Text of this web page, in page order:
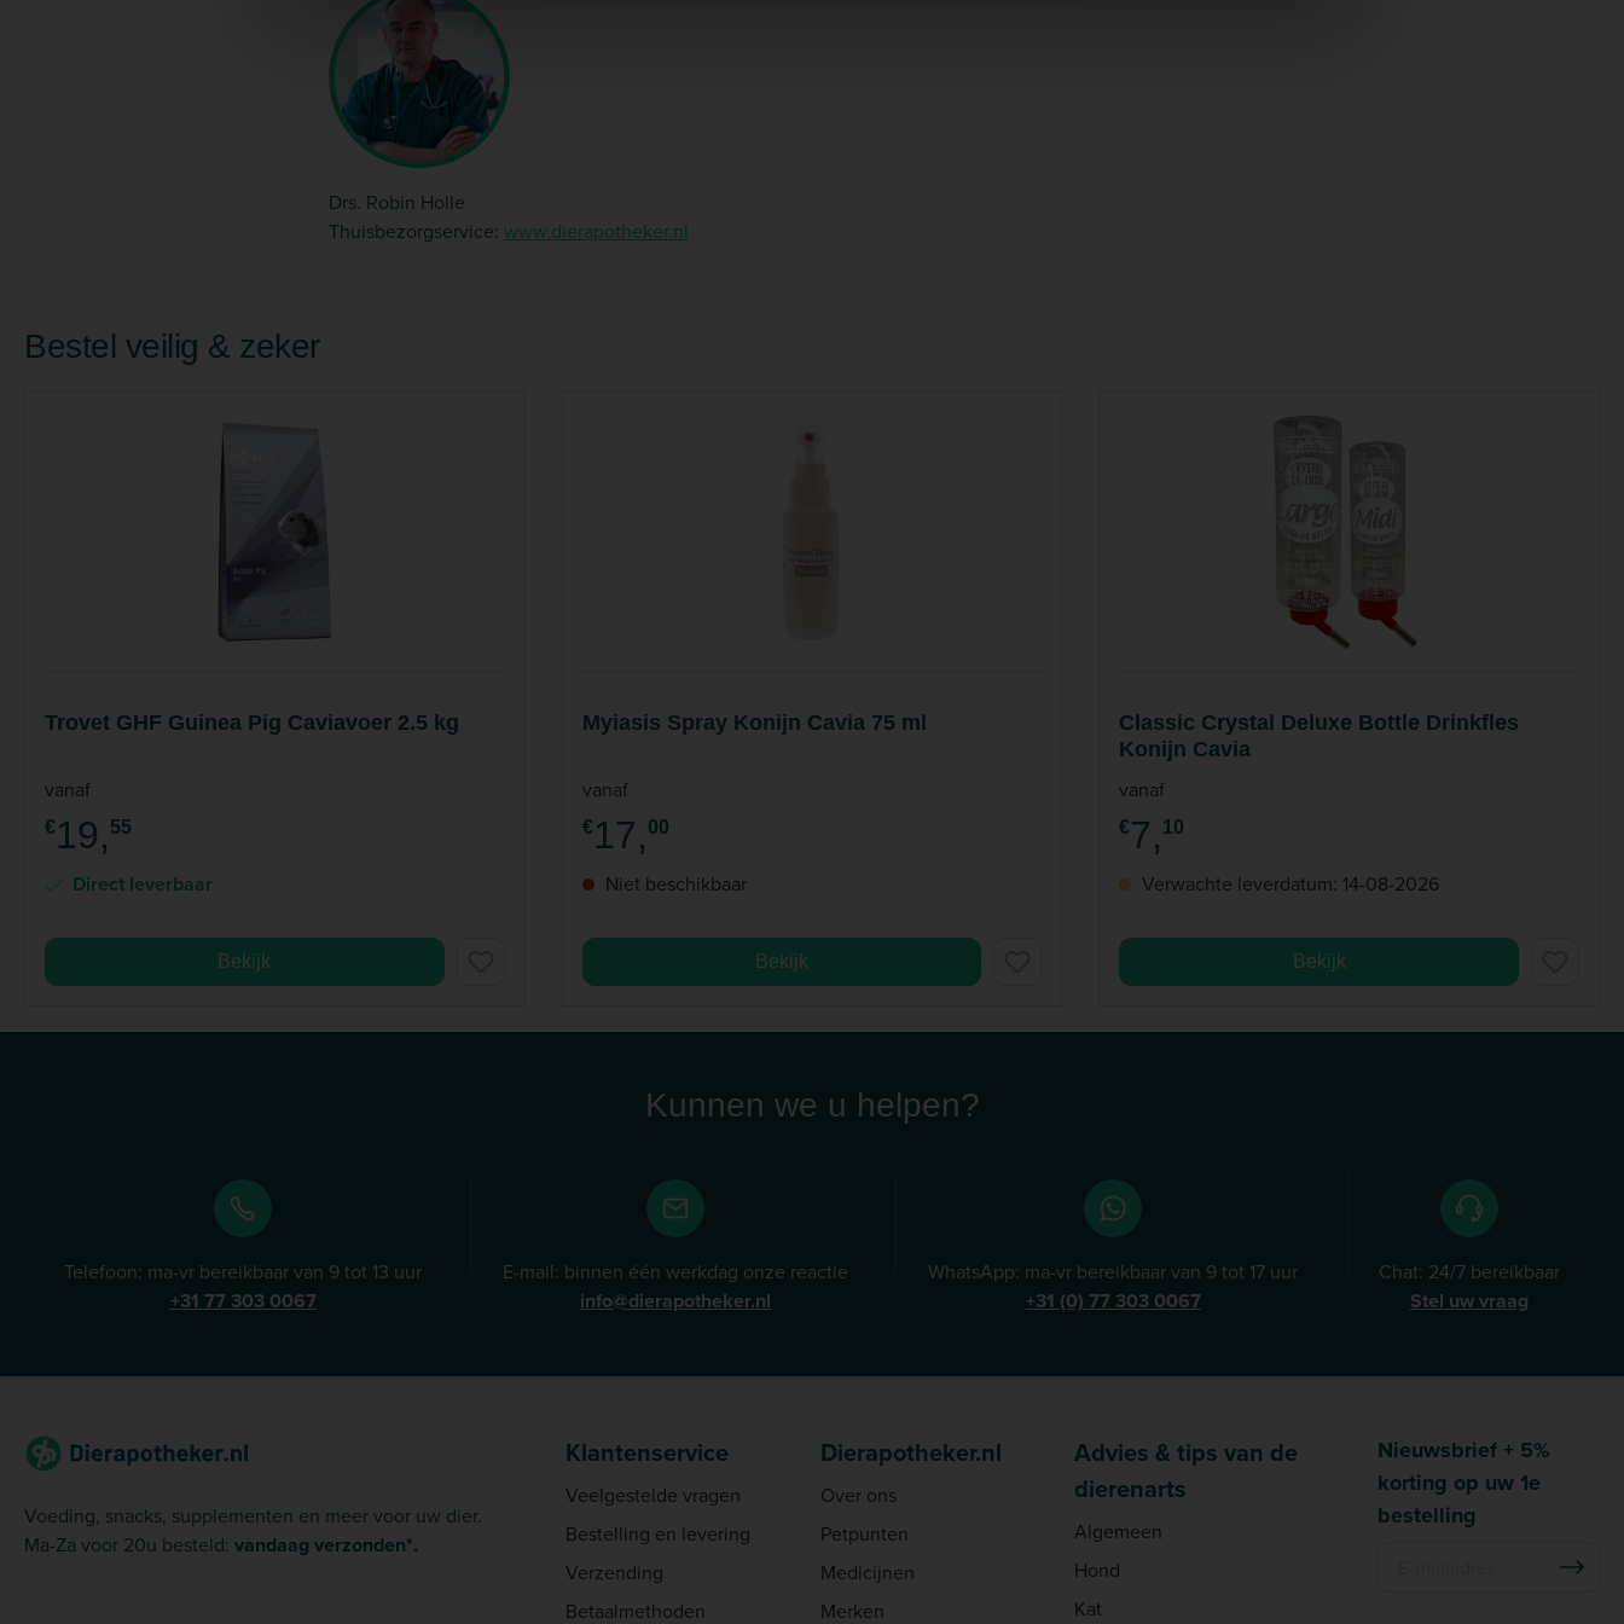
Drs. Robin Holle
Thuisbezorgservice: www.dierapotheker.nl
Bestel veilig & zeker
Trovet GHF Guinea Pig Caviavoer 2.5 kg
vanaf
€19, 55
Direct leverbaar
Bekijk
Myiasis Spray Konijn Cavia 75 ml
vanaf
€17, 00
Niet beschikbaar
Bekijk
Classic Crystal Deluxe Bottle Drinkfles
Konijn Cavia
vanaf
€7, 10
Verwachte leverdatum: 14-08-2026
Bekijk
Kunnen we u helpen?
Telefoon: ma-vr bereikbaar van 9 tot 13 uur
+31 77 303 0067
E-mail: binnen één werkdag onze reactie
info@dierapotheker.nl
WhatsApp: ma-vr bereikbaar van 9 tot 17 uur
+31 (0) 77 303 0067
Chat: 24/7 bereikbaar
Stel uw vraag
Voeding, snacks, supplementen en meer voor uw dier.
Ma-Za voor 20u besteld: vandaag verzonden*.
Klantenservice
Veelgestelde vragen
Bestelling en levering
Verzending
Betaalmethoden
Dierapotheker.nl
Over ons
Petpunten
Medicijnen
Merken
Advies & tips van de
dierenarts
Algemeen
Hond
Kat
Nieuwsbrief + 5%
korting op uw 1e
bestelling